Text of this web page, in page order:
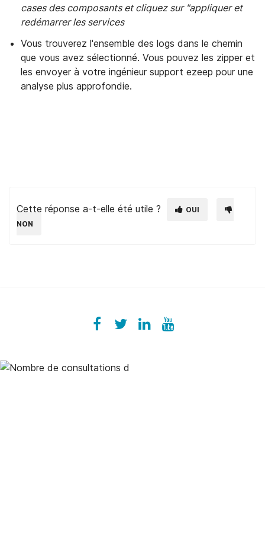
cases des composants et cliquez sur "appliquer et
redémarrer les services
Vous trouverez l'ensemble des logs dans le chemin
que vous avez sélectionné. Vous pouvez les zipper et
les envoyer à votre ingénieur support ezeep pour une
analyse plus approfondie.
Cette réponse a-t-elle été utile ?
OUI
NON
Facebook
ezeeplive
Twitter
ezeepLinkedIn
ezeepYouTube